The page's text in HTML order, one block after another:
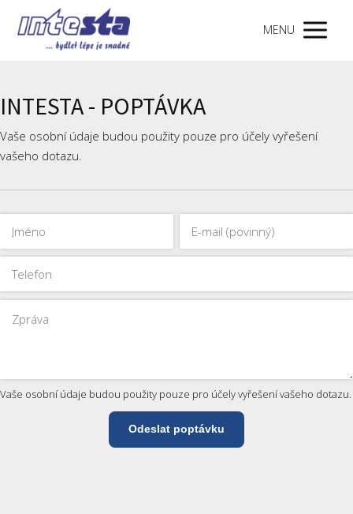
MENU
INTESTA - POPTÁVKA
Vaše osobní údaje budou použity pouze pro účely vyřešení
vašeho dotazu.
Vaše osobní údaje budou použity pouze pro účely vyřešení vašeho dotazu.
Odeslat poptávku